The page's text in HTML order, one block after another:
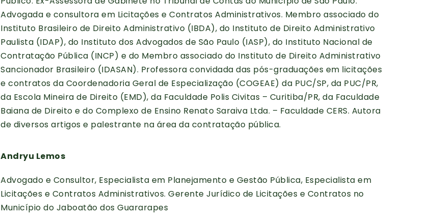
Advogada e consultora em Licitações e Contratos Administrativos. Membro associado do
Instituto Brasileiro de Direito Administrativo (IBDA), do Instituto de Direito Administrativo
Paulista (IDAP), do Instituto dos Advogados de São Paulo (IASP), do Instituto Nacional de
Contratação Pública (INCP) e do Membro associado do Instituto de Direito Administrativo
Sancionador Brasileiro (IDASAN). Professora convidada das pós-graduações em licitações
e contratos da Coordenadoria Geral de Especialização (COGEAE) da PUC/SP, da PUC/PR,
da Escola Mineira de Direito (EMD), da Faculdade Polis Civitas – Curitiba/PR, da Faculdade
Baiana de Direito e do Complexo de Ensino Renato Saraiva Ltda. – Faculdade CERS. Autora
de diversos artigos e palestrante na área da contratação pública.
Andryu Lemos
Advogado e Consultor, Especialista em Planejamento e Gestão Pública, Especialista em
Licitações e Contratos Administrativos. Gerente Jurídico de Licitações e Contratos no
Município do Jaboatão dos Guararapes